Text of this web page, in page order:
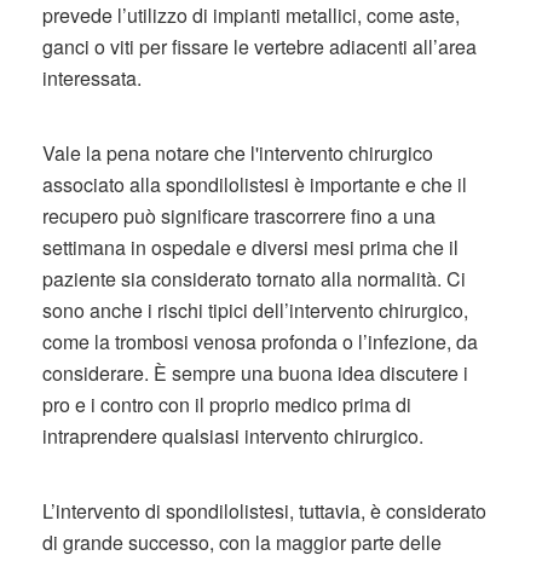
prevede l’utilizzo di impianti metallici, come aste,
ganci o viti per fissare le vertebre adiacenti all’area
interessata.
Vale la pena notare che l'intervento chirurgico
associato alla spondilolistesi è importante e che il
recupero può significare trascorrere fino a una
settimana in ospedale e diversi mesi prima che il
paziente sia considerato tornato alla normalità. Ci
sono anche i rischi tipici dell’intervento chirurgico,
come la trombosi venosa profonda o l’infezione, da
considerare. È sempre una buona idea discutere i
pro e i contro con il proprio medico prima di
intraprendere qualsiasi intervento chirurgico.
L’intervento di spondilolistesi, tuttavia, è considerato
di grande successo, con la maggior parte delle